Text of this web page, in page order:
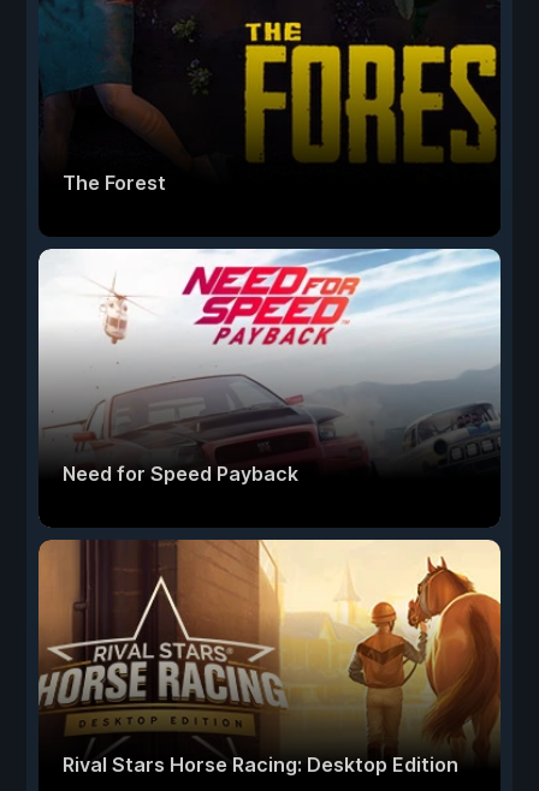
The Forest
Need for Speed Payback
Rival Stars Horse Racing: Desktop Edition